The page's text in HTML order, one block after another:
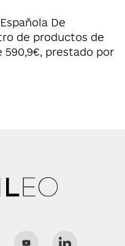
De
de productos de
prestado por